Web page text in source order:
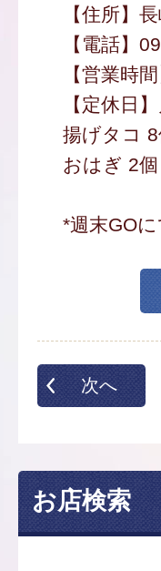
【住所】
【電話】
【営業時
【定休日
揚げタコ
おはぎ 2
*週末GO
次へ
お店検索